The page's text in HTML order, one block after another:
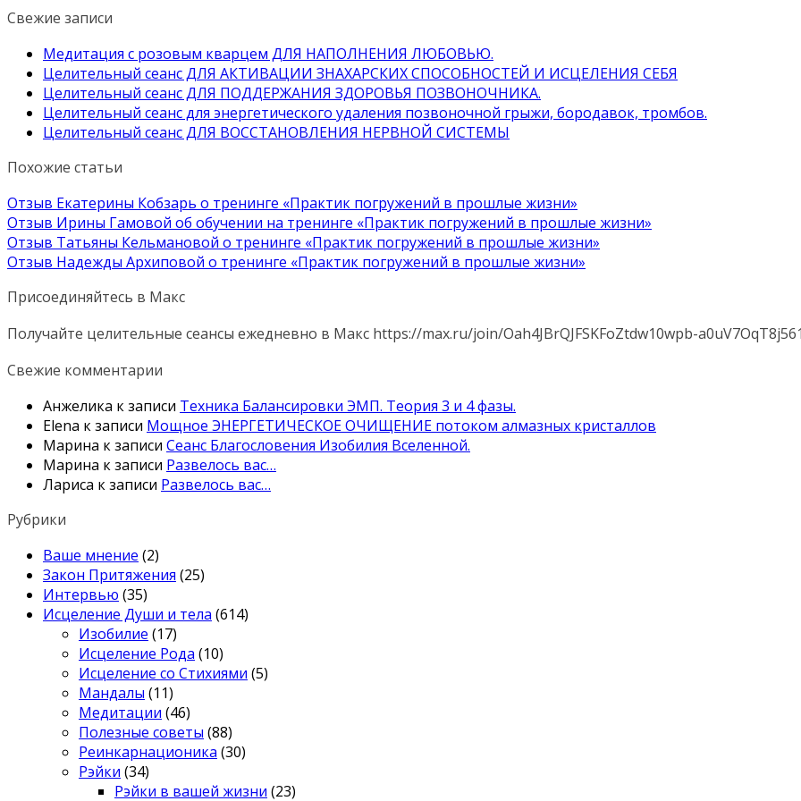
Свежие записи
Медитация с розовым кварцем ДЛЯ НАПОЛНЕНИЯ ЛЮБОВЬЮ.
Целительный сеанс ДЛЯ АКТИВАЦИИ ЗНАХАРСКИХ СПОСОБНОСТЕЙ И ИСЦЕЛЕНИЯ СЕБЯ
Целительный сеанс ДЛЯ ПОДДЕРЖАНИЯ ЗДОРОВЬЯ ПОЗВОНОЧНИКА.
Целительный сеанс для энергетического удаления позвоночной грыжи, бородавок, тромбов.
Целительный сеанс ДЛЯ ВОССТАНОВЛЕНИЯ НЕРВНОЙ СИСТЕМЫ
Похожие статьи
Отзыв Екатерины Кобзарь о тренинге «Практик погружений в прошлые жизни»
Отзыв Ирины Гамовой об обучении на тренинге «Практик погружений в прошлые жизни»
Отзыв Татьяны Кельмановой о тренинге «Практик погружений в прошлые жизни»
Отзыв Надежды Архиповой о тренинге «Практик погружений в прошлые жизни»
Присоединяйтесь в Макс
Получайте целительные сеансы ежедневно в Макс https://max.ru/join/Oah4JBrQJFSKFoZtdw10wpb-
Свежие комментарии
Анжелика к записи Техника Балансировки ЭМП. Теория 3 и 4 фазы.
Elena к записи Мощное ЭНЕРГЕТИЧЕСКОЕ ОЧИЩЕНИЕ потоком алмазных кристаллов
Марина к записи Сеанс Благословения Изобилия Вселенной.
Марина к записи Развелось вас…
Лариса к записи Развелось вас…
Рубрики
Ваше мнение (2)
Закон Притяжения (25)
Интервью (35)
Исцеление Души и тела (614)
Изобилие (17)
Исцеление Рода (10)
Исцеление со Стихиями (5)
Мандалы (11)
Медитации (46)
Полезные советы (88)
Реинкарнационика (30)
Рэйки (34)
Рэйки в вашей жизни (23)